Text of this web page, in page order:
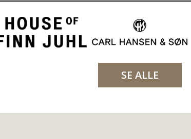
SE ALLE